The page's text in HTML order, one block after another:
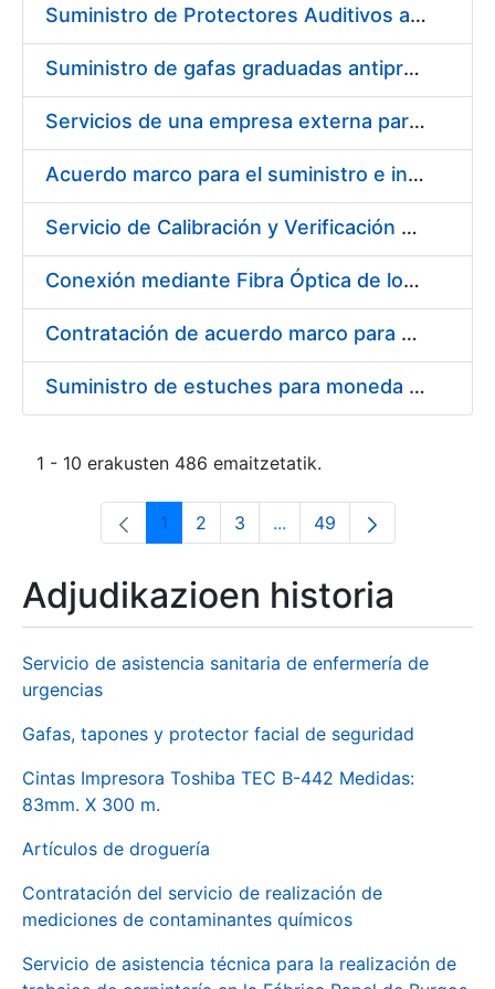
Suministro de Protectores Auditivos a medida para las personas trabajadoras de los Centros de Trabajo de Madrid y Burgos
Suministro de gafas graduadas antiproyecciones para los trabajadores de la FNMT-RCM en los centros de trabajo de Madrid y Burgos
Servicios de una empresa externa para el asesoramiento y resolución de los recursos de alzada que se presentan relacionados con procesos de selección para la FNMT-RCM
Acuerdo marco para el suministro e instalación de persianas, estores y otros complementos
Servicio de Calibración y Verificación Externa de los Equipos de Medición del Servicio de Prevención de la FNMT-RCM
Conexión mediante Fibra Óptica de los Centros de Proceso de Datos (CPDs) de las sedes de la FNMT-RCM de Burgos y Madrid
Contratación de acuerdo marco para el Suministro de Material de Electricidad para la Fábrica Nacional de Moneda y Timbre-Real Casa de la Moneda en su centro de trabajo de Burgos
Suministro de estuches para moneda de 30 €
1 - 10 erakusten 486 emaitzetatik.
Orrialdea
1 Orrialdea
2 Orrialdea
3 ...Intermediate Pages Use
Orrialdea
49
Adjudikazioen historia
Servicio de asistencia sanitaria de enfermería de
urgencias
Gafas, tapones y protector facial de seguridad
Cintas Impresora Toshiba TEC B-442 Medidas:
83mm. X 300 m.
Artículos de droguería
Contratación del servicio de realización de
mediciones de contaminantes químicos
Servicio de asistencia técnica para la realización de